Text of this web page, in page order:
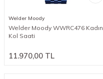
Welder Moody
Welder Moody WWRC476 Kadın
Kol Saati
11.970,00 TL